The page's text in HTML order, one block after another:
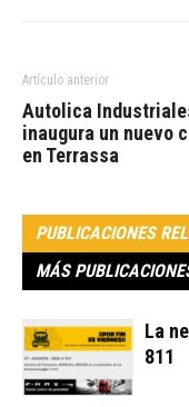
Artículo anterior
Autolica
inaugura un nuevo
en Terrassa
PUBLICACIONES
MÁS
La
811